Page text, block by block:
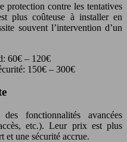
protection contre les tentatives
plus coûteuse à installer en
souvent l’intervention d’un
60€ – 120€
150€ – 300€
fonctionnalités avancées
etc.). Leur prix est plus
et une sécurité accrue.